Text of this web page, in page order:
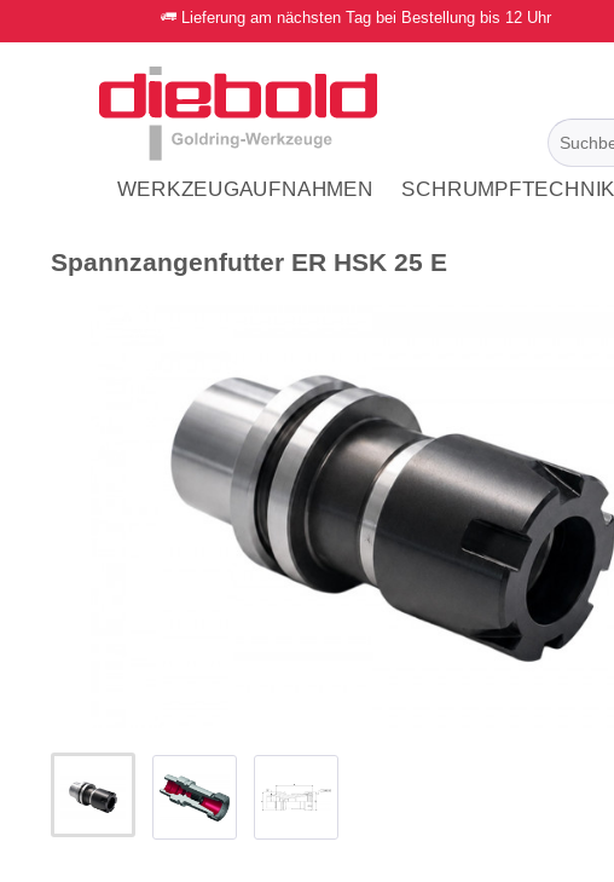
Lieferung am nächsten Tag bei Bestellung bis 12 Uhr
WERKZEUGAUFNAHMEN SCHRUMPFTECHNIK
Spannzangenfutter ER HSK 25 E